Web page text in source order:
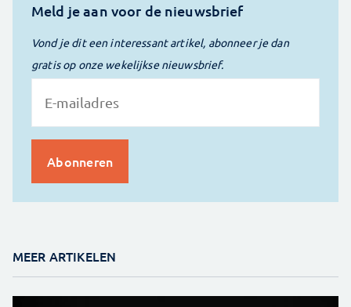
Meld je aan voor de nieuwsbrief
Vond je dit een interessant artikel, abonneer je dan
gratis op onze wekelijkse nieuwsbrief.
MEER ARTIKELEN